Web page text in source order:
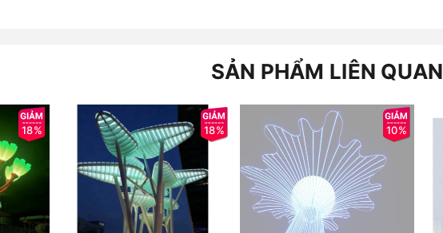
SẢN PHẨM LIÊN QUAN
18% 18% 10%